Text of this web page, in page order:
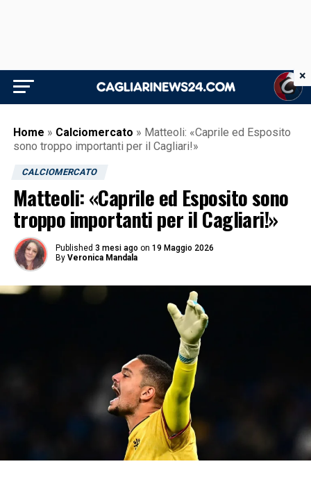
Home » Calciomercato » Matteoli: «Caprile ed Esposito
sono troppo importanti per il Cagliari!»
CALCIOMERCATO
Matteoli: «Caprile ed Esposito sono
troppo importanti per il Cagliari!»
Published 3 mesi ago on 19 Maggio 2026
By Veronica Mandala
×